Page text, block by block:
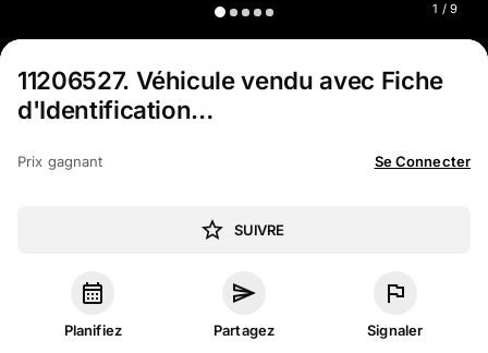
1 / 9
11206527. Véhicule vendu avec Fiche
d'Identification…
Prix gagnant Se Connecter
SUIVRE
Planifiez Partagez Signaler